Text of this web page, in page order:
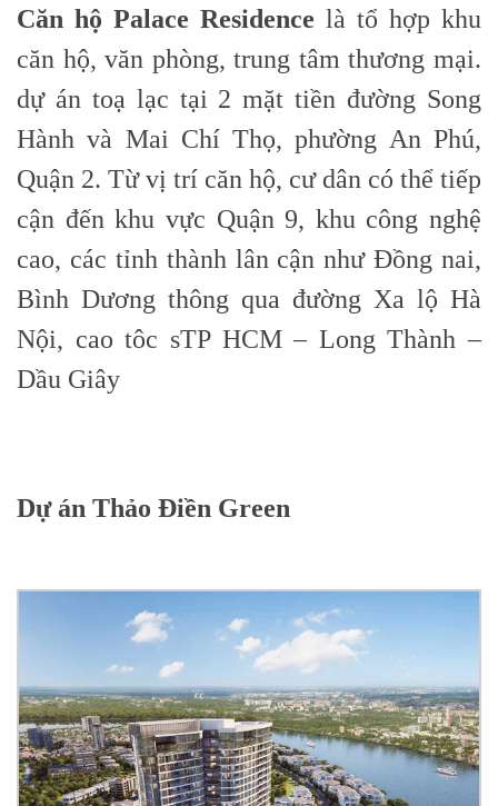
Căn hộ Palace Residence là tổ hợp khu
căn hộ, văn phòng, trung tâm thương mại.
dự án toạ lạc tại 2 mặt tiền đường Song
Hành và Mai Chí Thọ, phường An Phú,
Quận 2. Từ vị trí căn hộ, cư dân có thể tiếp
cận đến khu vực Quận 9, khu công nghệ
cao, các tỉnh thành lân cận như Đồng nai,
Bình Dương thông qua đường Xa lộ Hà
Nội, cao tôc sTP HCM – Long Thành –
Dầu Giây
Dự án Thảo Điền Green